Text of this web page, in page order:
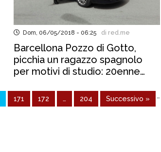
Dom, 06/05/2018 - 06:25 di red.me
Barcellona Pozzo di Gotto,
picchia un ragazzo spagnolo
per motivi di studio: 20enne
…
171 172 … 204 Successivo »